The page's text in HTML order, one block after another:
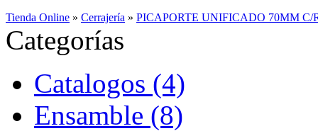
Tienda Online » Cerrajería » PICAPORTE UNIFICADO 70MM
Categorías
Catalogos (4)
Ensamble (8)